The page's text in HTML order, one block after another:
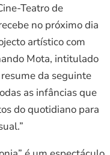
Teatro de
no próximo dia
artístico com
Mota, intitulado
da seguinte
as infâncias que
do quotidiano para